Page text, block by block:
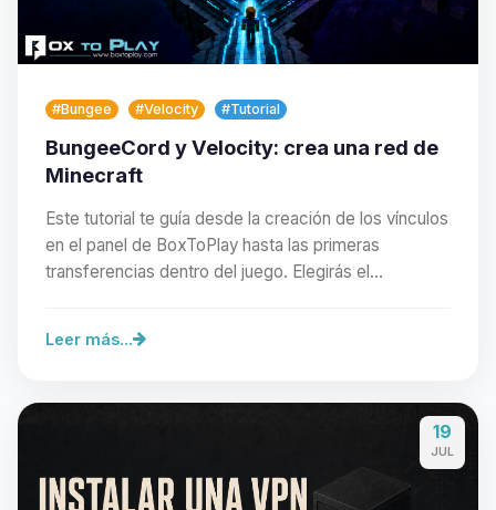
#Bungee #Velocity #Tutorial
BungeeCord y Velocity: crea una red de
Minecraft
Este tutorial te guía desde la creación de los vínculos
en el panel de BoxToPlay hasta las primeras
transferencias dentro del juego. Elegirás el…
Leer más...
19
JUL
asistente de BoxToPlay. Cuentame
que necesitas y moveré mis